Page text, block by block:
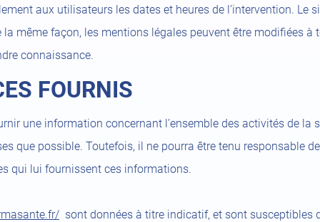
aux utilisateurs les dates et heures de l’intervention. Le
même façon, les mentions légales peuvent être modifiées
connaissance.
FOURNIS
une information concernant l’ensemble des activités de la
que possible. Toutefois, il ne pourra être tenu responsable
qui lui fournissent ces informations.
sont données à titre indicatif, et sont susceptibles